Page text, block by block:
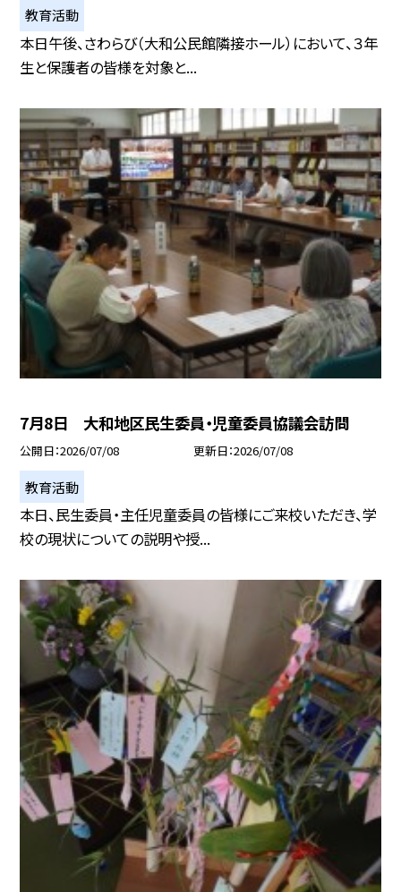
教育活動
本日午後、さわらび（大和公民館隣接ホール）において、３年
生と保護者の皆様を対象と...
7月8日 大和地区民生委員・児童委員協議会訪問
公開日 2026/07/08 更新日 2026/07/08
教育活動
本日、民生委員・主任児童委員の皆様にご来校いただき、学
校の現状についての説明や授...